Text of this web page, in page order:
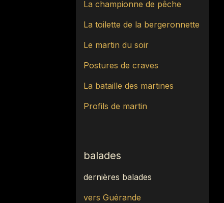
La championne de pêche
La toilette de la bergeronnette
Le martin du soir
Postures de craves
La bataille des martines
Profils de martin
balades
dernières balades
vers Guérande